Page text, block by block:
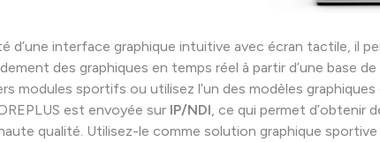
d’une interface graphique intuitive avec écran tactile, il
des graphiques en temps réel à partir d’une base
modules sportifs ou utilisez l’un des modèles
est envoyée sur IP/NDI , ce qui permet d’obtenir
qualité. Utilisez-le comme solution graphique